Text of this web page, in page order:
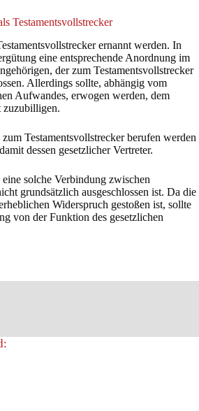
Testamentsvollstrecker
ernannt werden. In
eine entsprechende Anordnung im
der zum Testamentsvollstrecker
Allerdings sollte, abhängig vom
Aufwandes, erwogen werden, dem
zuzubilligen.
Testamentsvollstrecker berufen werden
dessen gesetzlicher Vertreter.
solche Verbindung zwischen
grundsätzlich ausgeschlossen ist. Da die
Widerspruch gestoßen ist, sollte
von der Funktion des gesetzlichen